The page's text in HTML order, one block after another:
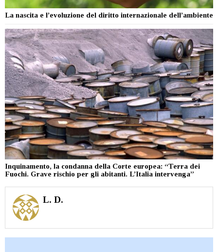
La nascita e l’evoluzione del diritto internazionale dell’ambiente
Inquinamento, la condanna della Corte europea: “Terra dei
Fuochi. Grave rischio per gli abitanti. L’Italia intervenga”
L. D.